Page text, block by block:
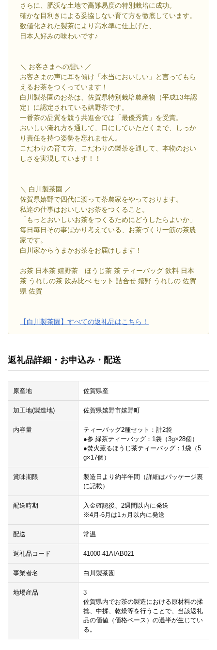
さらに、肥沃な土地で高難易度の特別栽培に成功。
確かな目利きによる妥協しない育て方を徹底しています。
数値化された製茶により高水準に仕上げた、
日本人好みの味わいです♪
＼ お客さまへの想い ／
お客さまの声に耳を傾け「本当においしい」と言ってもら
えるお茶をつくっています！
白川製茶園のお茶は、佐賀県特別栽培農産物（平成13年認
定）に認定されている嬉野茶です。
一番茶の品質を競う共進会では「最優秀賞」を受賞。
おいしい淹れ方を通して、口にしていただくまで、しっか
り責任を持つ姿勢を忘れません。
こだわりの育て方、こだわりの製茶を通して、本物のおい
しさを実現しています！！
＼ 白川製茶園 ／
佐賀県嬉野で四代に渡って茶農家をやっております。
私達の仕事はおいしいお茶をつくること。
「もっとおいしいお茶をつくるためにどうしたらよいか」
毎日毎日その事ばかり考えている、お茶づくり一筋の茶農
家です。
白川家からうまかお茶をお届けします！
お茶 日本茶 嬉野茶 ほうじ茶 茶 ティーバッグ 飲料 日本
茶 うれしの茶 飲み比べ セット 詰合せ 嬉野 うれしの 佐賀
県 佐賀
【白川製茶園】すべての返礼品はこちら！
返礼品詳細・お申込み・配送
原産地 佐賀県産
加工地(製造地) 佐賀県嬉野市嬉野町
内容量
ティーバッグ2種セット：計2袋
●参 緑茶ティーバッグ：1袋（3g×28個）
●焚火薫るほうじ茶ティーバッグ：1袋（5
g×17個）
賞味期限
製造日より約半年間（詳細はパッケージ裏
に記載）
配送時期
入金確認後、2週間以内に発送
※4月-6月は1ヵ月以内に発送
配送 常温
返礼品コード 41000-41AIAB021
事業者名 白川製茶園
地場産品
3
佐賀県内でお茶の製造における原材料の揉
捻、中揉、乾燥等を行うことで、当該返礼
品の価値（価格ベース）の過半が生じてい
る。